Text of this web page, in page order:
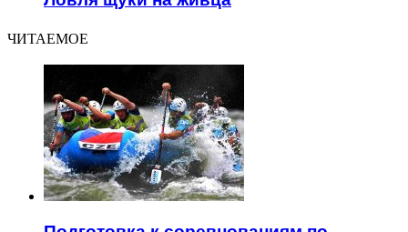
ЧИТАЕМОЕ